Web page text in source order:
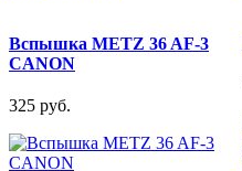
Вспышка METZ 36 AF-3
CANON
325 pуб.